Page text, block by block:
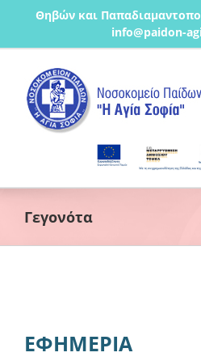
Μετάβαση
περιεχόμενο
Θηβών και
info@paidon-
Γεγονότα
ΕΦΗΜΕΡΙΑ